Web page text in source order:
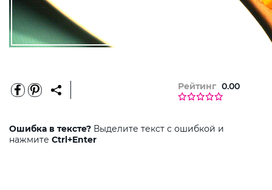
Рейтинг 0.00
Ошибка в тексте? Выделите текст с ошибкой и
нажмите Ctrl+Enter